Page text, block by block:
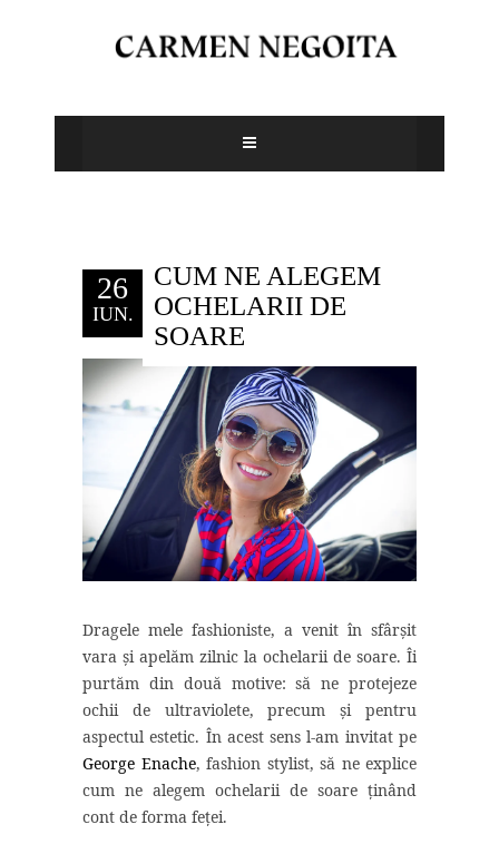
26
IUN.
CUM NE ALEGEM
OCHELARII DE
SOARE
Dragele mele fashioniste, a venit în sfârșit
vara și apelăm zilnic la ochelarii de soare. Îi
purtăm din două motive: să ne protejeze
ochii de ultraviolete, precum și pentru
aspectul estetic. În acest sens l-am invitat pe
George Enache, fashion stylist, să ne explice
cum ne alegem ochelarii de soare ținând
cont de forma feței.